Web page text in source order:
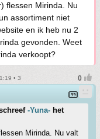
flessen Mirinda. Nu
assortiment niet
en ik heb nu 2
gevonden. Weet
verkoopt?
• 3
-Yuna- het
Mirinda. Nu valt